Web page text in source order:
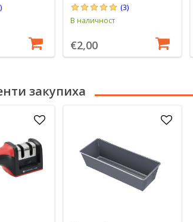
(3)
В наличност
€2,00
закупиха